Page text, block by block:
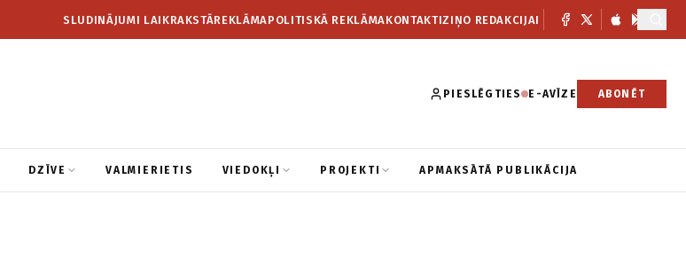
SLUDINĀJUMI LAIKRAKSTĀREKLĀMAPOLITISKĀ REKLĀMAKONTAKTIZIŅO REDAKCIJAI
PIESLĒGTIES E-AVĪZE ABONĒT
DZĪVE VALMIERIETIS VIEDOKĻI PROJEKTI APMAKSĀTĀ PUBLIKĀCIJA